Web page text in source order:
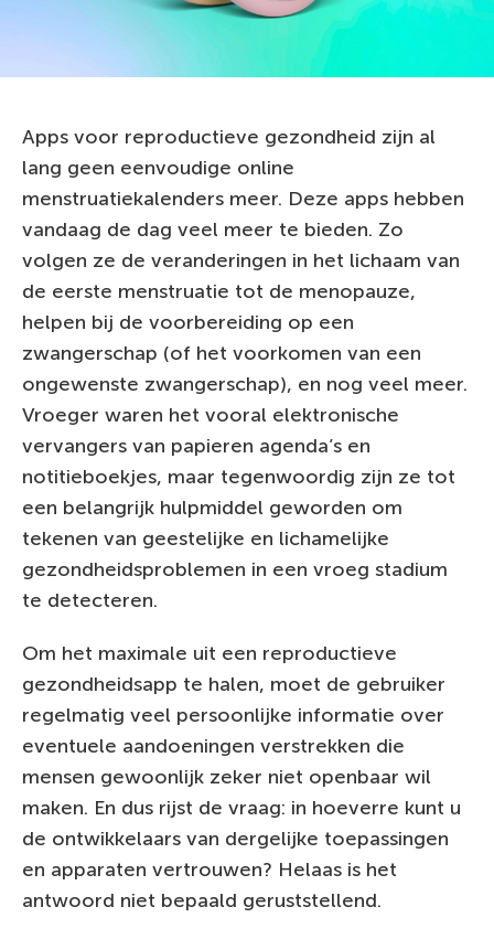
Apps voor reproductieve gezondheid zijn al
lang geen eenvoudige online
menstruatiekalenders meer. Deze apps hebben
vandaag de dag veel meer te bieden. Zo
volgen ze de veranderingen in het lichaam van
de eerste menstruatie tot de menopauze,
helpen bij de voorbereiding op een
zwangerschap (of het voorkomen van een
ongewenste zwangerschap), en nog veel meer.
Vroeger waren het vooral elektronische
vervangers van papieren agenda’s en
notitieboekjes, maar tegenwoordig zijn ze tot
een belangrijk hulpmiddel geworden om
tekenen van geestelijke en lichamelijke
gezondheidsproblemen in een vroeg stadium
te detecteren.
Om het maximale uit een reproductieve
gezondheidsapp te halen, moet de gebruiker
regelmatig veel persoonlijke informatie over
eventuele aandoeningen verstrekken die
mensen gewoonlijk zeker niet openbaar wil
maken. En dus rijst de vraag: in hoeverre kunt u
de ontwikkelaars van dergelijke toepassingen
en apparaten vertrouwen? Helaas is het
antwoord niet bepaald geruststellend.